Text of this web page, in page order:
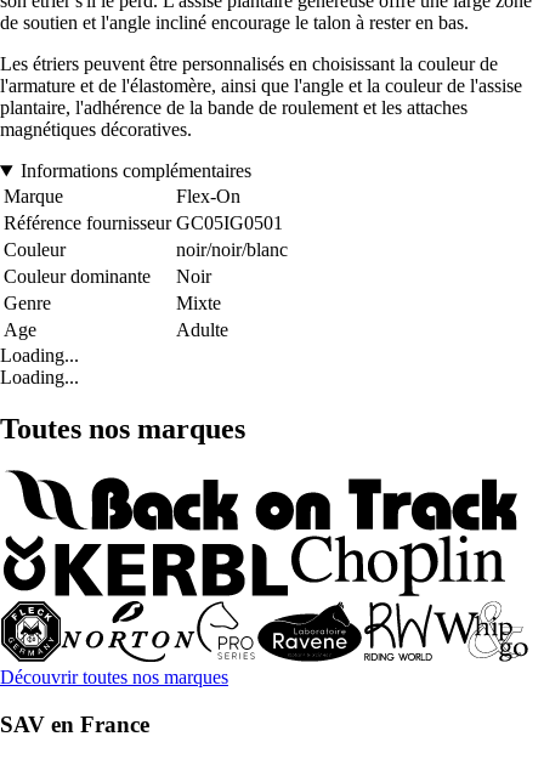
de soutien et l'angle incliné encourage le talon à rester en bas.
Les étriers peuvent être personnalisés en choisissant la couleur de
l'armature et de l'élastomère, ainsi que l'angle et la couleur de l'assise
plantaire, l'adhérence de la bande de roulement et les attaches
magnétiques décoratives.
Informations complémentaires
Marque
Flex-On
Référence fournisseur GC05IG0501
Couleur
noir/noir/blanc
Couleur dominante
Noir
Genre
Mixte
Age
Adulte
Loading...
Loading...
Toutes nos marques
Découvrir toutes nos marques
SAV en France